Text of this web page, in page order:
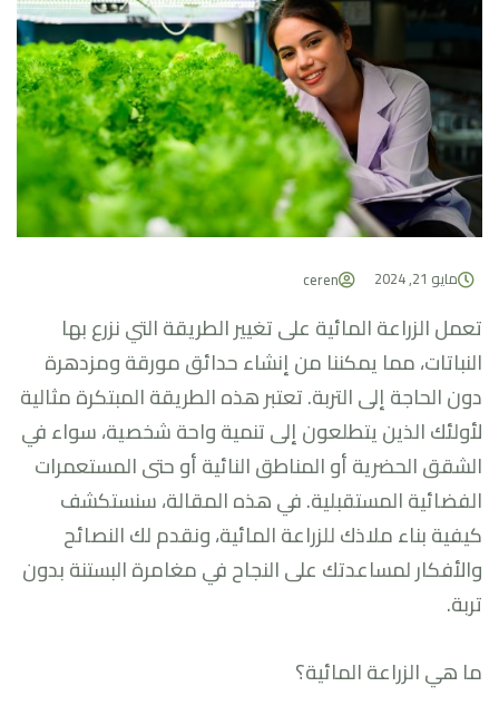
مايو 21, 2024 ceren
تعمل الزراعة المائية على تغيير الطريقة التي نزرع بها
النباتات، مما يمكننا من إنشاء حدائق مورقة ومزدهرة
دون الحاجة إلى التربة. تعتبر هذه الطريقة المبتكرة مثالية
لأولئك الذين يتطلعون إلى تنمية واحة شخصية، سواء في
الشقق الحضرية أو المناطق النائية أو حتى المستعمرات
الفضائية المستقبلية. في هذه المقالة، سنستكشف
كيفية بناء ملاذك للزراعة المائية، ونقدم لك النصائح
والأفكار لمساعدتك على النجاح في مغامرة البستنة بدون
تربة.
ما هي الزراعة المائية؟